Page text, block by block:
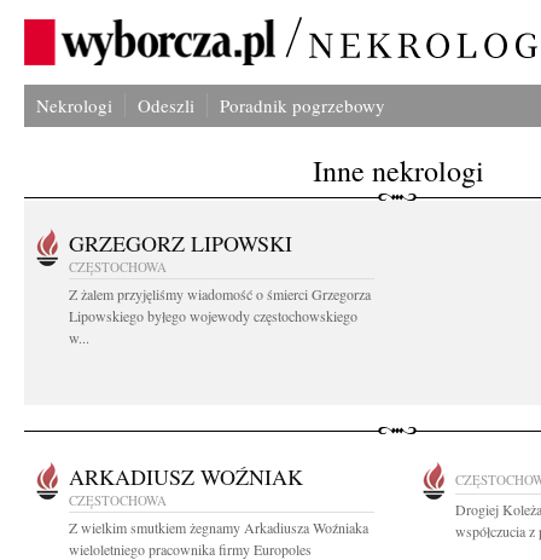
Nekrologi Odeszli Poradnik pogrzebowy
Inne nekrologi
GRZEGORZ LIPOWSKI
CZĘSTOCHOWA
Z żalem przyjęliśmy wiadomość o śmierci Grzegorza
Lipowskiego byłego wojewody częstochowskiego
w...
ARKADIUSZ WOŹNIAK
CZĘSTOCHOWA
Z wielkim smutkiem żegnamy Arkadiusza Woźniaka
wieloletniego pracownika firmy Europoles
Drogiej
współczucia